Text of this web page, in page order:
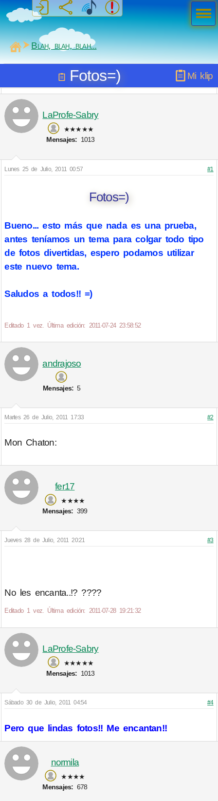
MiSabueso
Blah, blah, blah...
Mi klip
Fotos=)
LaProfe-Sabry
★★★★★
Mensajes: 1013
Lunes 25 de Julio, 2011 00:57 #1
Fotos=)
Bueno... esto más que nada es una prueba,
antes teníamos un tema para colgar todo tipo
de fotos divertidas, espero podamos utilizar
este nuevo tema.
Saludos a todos!! =)
Editado 1 vez. Última edición: 2011-07-24 23:58:52
andrajoso
Mensajes: 5
Martes 26 de Julio, 2011 17:33 #2
Mon Chaton:
fer17
★★★★
Mensajes: 399
Jueves 28 de Julio, 2011 20:21 #3
No les encanta..!? ????
Editado 1 vez. Última edición: 2011-07-28 19:21:32
LaProfe-Sabry
★★★★★
Mensajes: 1013
Sábado 30 de Julio, 2011 04:54 #4
Pero que lindas fotos!! Me encantan!!
normila
★★★★
Mensajes: 678
Men
ú